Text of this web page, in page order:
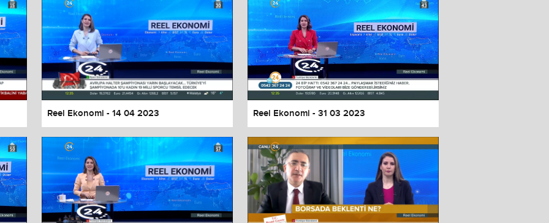
Reel Ekonomi - 14 04 2023 Reel Ekonomi - 31 03 2023